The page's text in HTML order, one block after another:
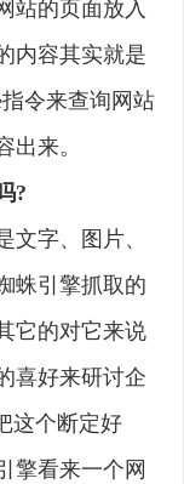
站的页面放入
内容其实就是
令来查询网站
出来。
?
文字、图片、
蛛引擎抓取的
它的对它来说
喜好来研讨企
这个断定好
擎看来一个网